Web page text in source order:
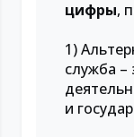
цифры,
1)
служба –
и